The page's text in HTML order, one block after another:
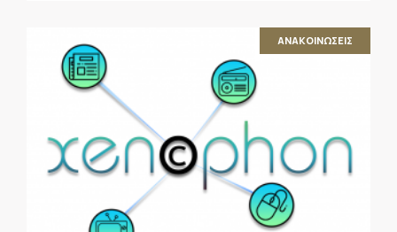
ΑΝΑΚΟΙΝΩΣΕΙΣ